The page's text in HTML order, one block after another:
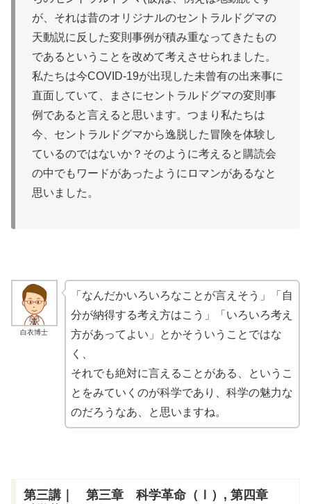
が、それは昔のオリジナルのセントラルドグマの
天動説に反した変則事例が積み重なってきたもの
であるということを改めて考えさせられました。
私たちは今COVID-19が出現した未曾有の出来事に
直面していて、まさにセントラルドグマの変則事
例であると言えると思います。つまり私たちは
今、セントラルドグマから逸脱した冒険を体験し
ているのではないか？そのように考えると購読会
の中でもワードがあったようにロマンがあるなと
思いました。
白衣博士
「なんだかいろいろなことが言えそう」「自
分が納得する考え方はこう」「いろいろ考え
方があってよい」とかそういうことではな
く、
それでも絶対に言えることがある、というこ
とをみていくのが科学であり、科学の魅力な
のだろうなあ、と思いますね。
第三講｜ 第三章 科学革命（Ⅰ）, 第四章